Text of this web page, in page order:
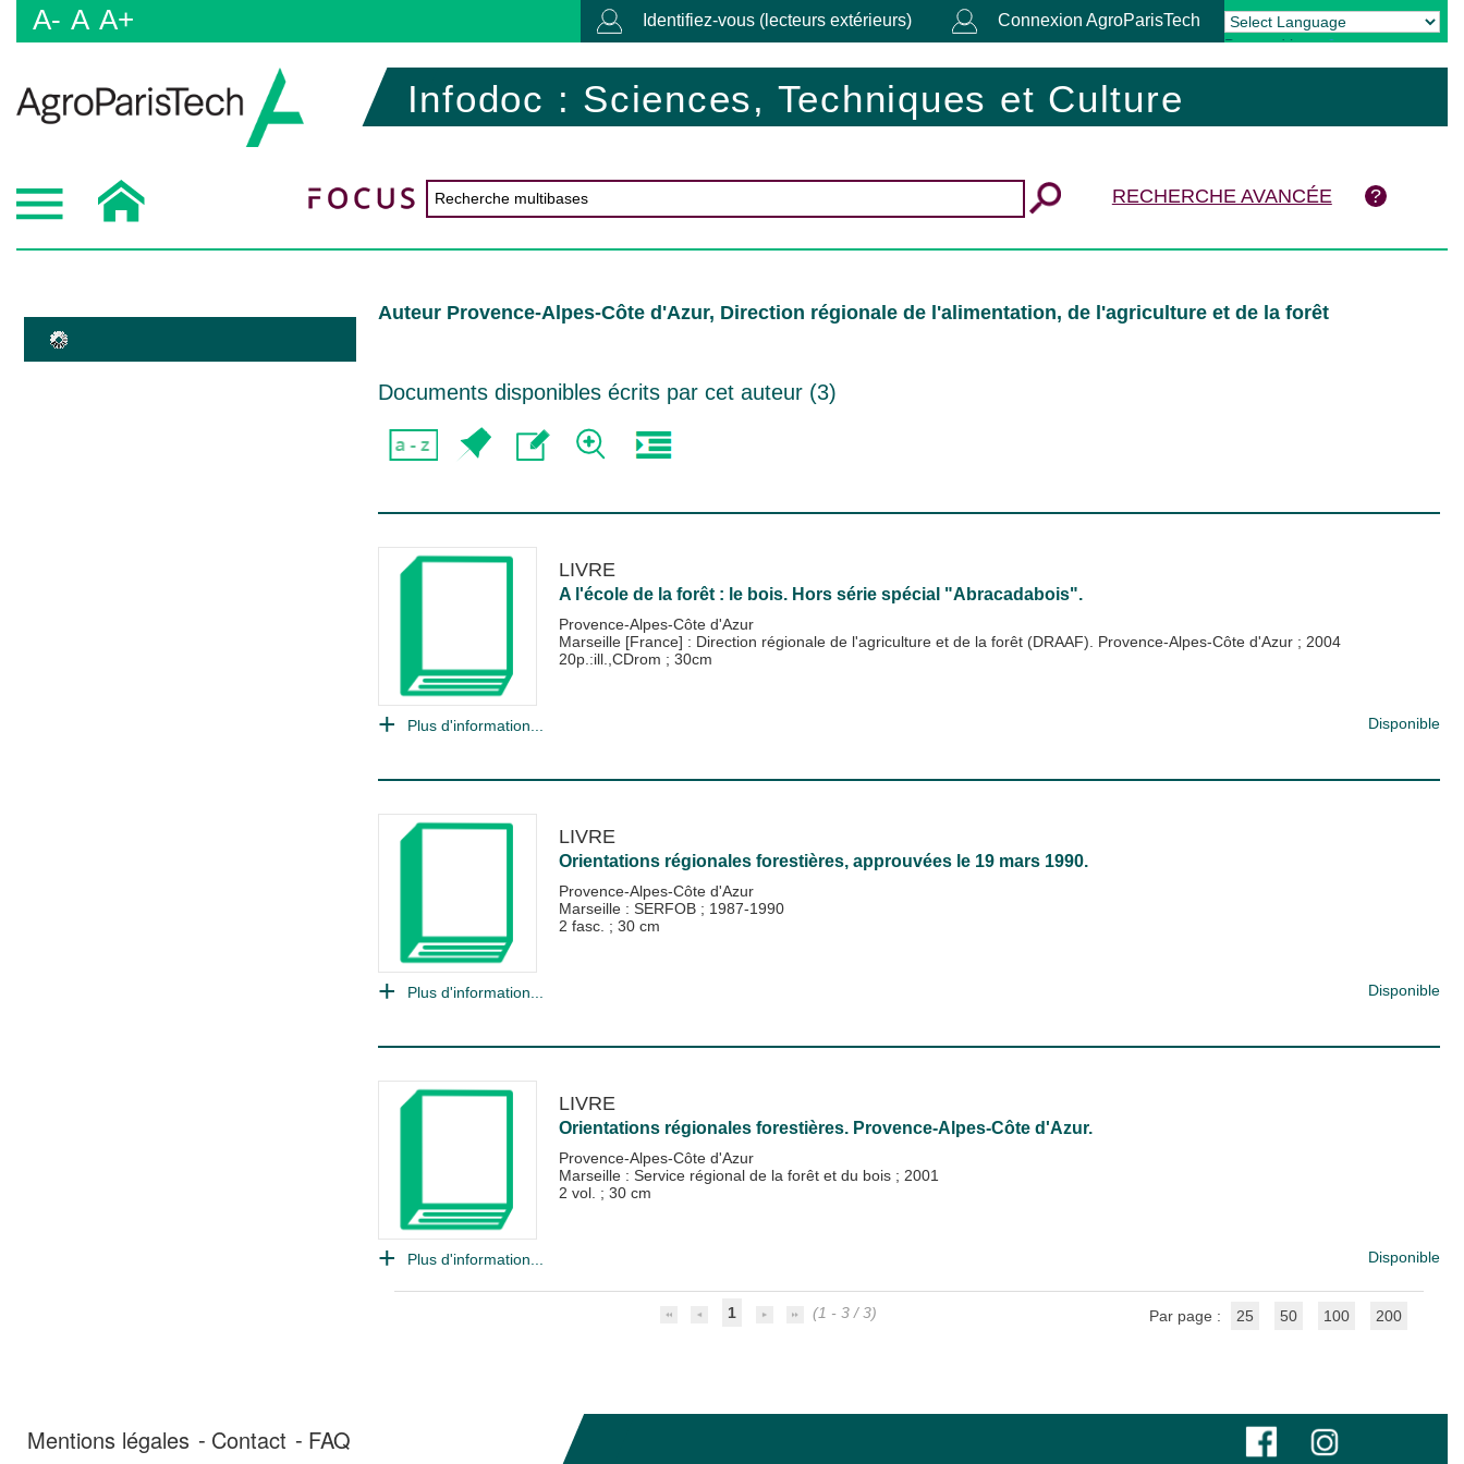
A- A A+ Identifiez-vous (lecteurs extérieurs) Connexion AgroParisTech
Powered by Translate
Infodoc : Sciences, Techniques et Culture
RECHERCHE AVANCÉE
Auteur Provence-Alpes-Côte d'Azur, Direction régionale de l'alimentation, de l'agriculture et de la forêt
Documents disponibles écrits par cet auteur (3)
LIVRE
A l'école de la forêt : le bois. Hors série spécial "Abracadabois".
Provence-Alpes-Côte d'Azur
Marseille [France] : Direction régionale de l'agriculture et de la forêt (DRAAF). Provence-Alpes-Côte d'Azur ; 2004
20p.:ill.,CDrom ; 30cm
Plus d'information... Disponible
LIVRE
Orientations régionales forestières, approuvées le 19 mars 1990.
Provence-Alpes-Côte d'Azur
Marseille : SERFOB ; 1987-1990
2 fasc. ; 30 cm
Plus d'information... Disponible
LIVRE
Orientations régionales forestières. Provence-Alpes-Côte d'Azur.
Provence-Alpes-Côte d'Azur
Marseille : Service régional de la forêt et du bois ; 2001
2 vol. ; 30 cm
Plus d'information... Disponible
1 (1 - 3 / 3) Par page : 25 50 100 200
Mentions légales Contact FAQ